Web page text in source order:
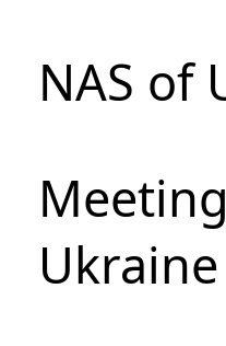
NAS of
Ukraine